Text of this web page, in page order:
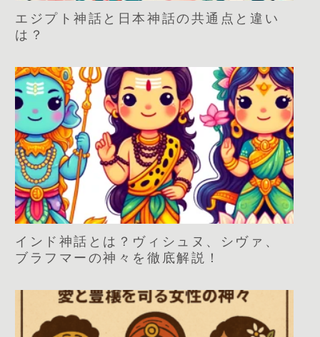
エジプト神話と日本神話の共通点と違い
は？
インド神話とは？ヴィシュヌ、シヴァ、
ブラフマーの神々を徹底解説！